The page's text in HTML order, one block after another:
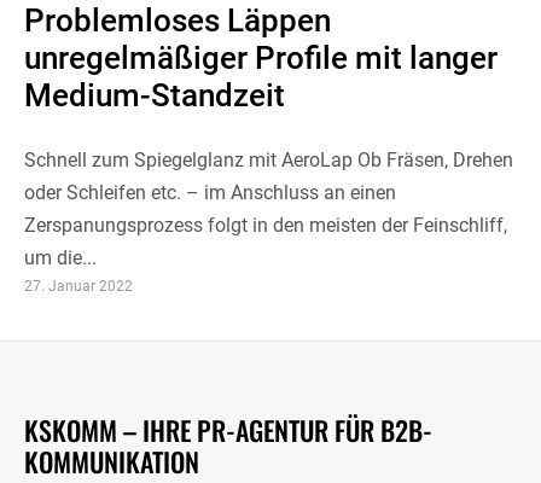
Problemloses Läppen
unregelmäßiger Profile mit langer
Medium-Standzeit
Schnell zum Spiegelglanz mit AeroLap Ob Fräsen, Drehen
oder Schleifen etc. – im Anschluss an einen
Zerspanungsprozess folgt in den meisten der Feinschliff,
um die...
27. Januar 2022
KSKOMM – IHRE PR-AGENTUR FÜR B2B-
KOMMUNIKATION